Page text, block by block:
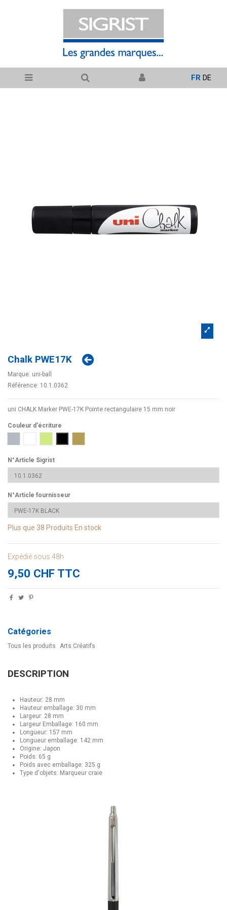
FR DE
Chalk PWE17K
Marque: uni-ball
Référence: 10.1.0362
uni CHALK Marker PWE-17K Pointe rectangulaire 15 mm noir
Couleur d'écriture
N°Article Sigrist
N°Article fournisseur
Plus que 38 Produits En stock
Expédié sous 48h
9,50 CHF TTC
Catégories
Tous les produits Arts Créatifs
DESCRIPTION
Hauteur: 28 mm
Hauteur emballage: 30 mm
Largeur: 28 mm
Largeur Emballage: 160 mm
Longueur: 157 mm
Longueur emballage: 142 mm
Origine: Japon
Poids: 65 g
Poids avec emballage: 325 g
Type d'objets: Marqueur craie